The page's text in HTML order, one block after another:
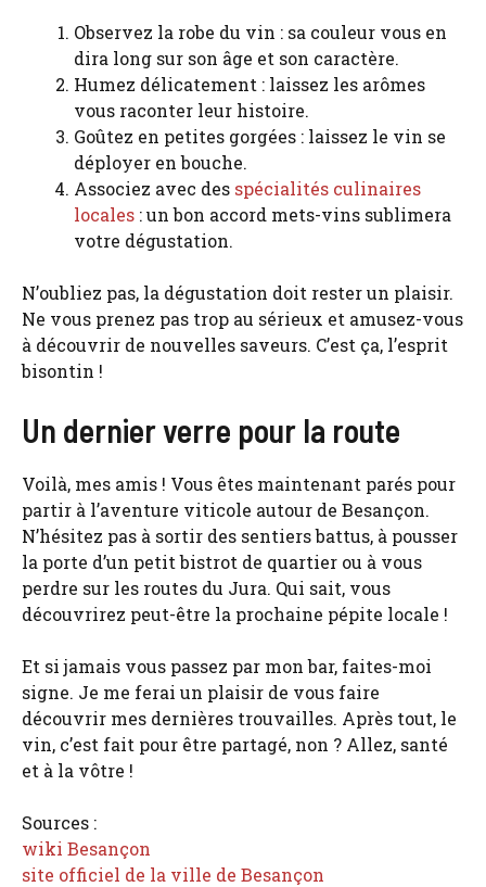
Observez la robe du vin : sa couleur vous en
dira long sur son âge et son caractère.
Humez délicatement : laissez les arômes
vous raconter leur histoire.
Goûtez en petites gorgées : laissez le vin se
déployer en bouche.
Associez avec des spécialités culinaires
locales : un bon accord mets-vins sublimera
votre dégustation.
N’oubliez pas, la dégustation doit rester un plaisir.
Ne vous prenez pas trop au sérieux et amusez-vous
à découvrir de nouvelles saveurs. C’est ça, l’esprit
bisontin !
Un dernier verre pour la route
Voilà, mes amis ! Vous êtes maintenant parés pour
partir à l’aventure viticole autour de Besançon.
N’hésitez pas à sortir des sentiers battus, à pousser
la porte d’un petit bistrot de quartier ou à vous
perdre sur les routes du Jura. Qui sait, vous
découvrirez peut-être la prochaine pépite locale !
Et si jamais vous passez par mon bar, faites-moi
signe. Je me ferai un plaisir de vous faire
découvrir mes dernières trouvailles. Après tout, le
vin, c’est fait pour être partagé, non ? Allez, santé
et à la vôtre !
Sources :
wiki Besançon
site officiel de la ville de Besançon